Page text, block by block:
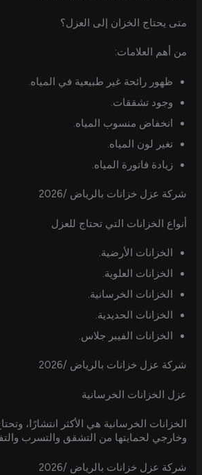
متى يحتاج الخزان إلى العزل؟
من أهم العلامات:
ظهور رائحة غير طبيعية في المياه.
وجود تشققات.
انخفاض منسوب المياه.
تغير لون المياه.
زيادة فاتورة المياه.
شركة عزل خزانات بالرياض /2026
أنواع الخزانات التي تحتاج للعزل
الخزانات الأرضية.
الخزانات العلوية.
الخزانات الخرسانية.
الخزانات الحديدية.
الخزانات الفيبر جلاس.
شركة عزل خزانات بالرياض /2026
عزل الخزانات الخرسانية
الخزانات الخرسانية هي الأكثر انتشارًا،
وخارجي لحمايتها من التشقق والتسرب
شركة عزل خزانات بالرياض /2026